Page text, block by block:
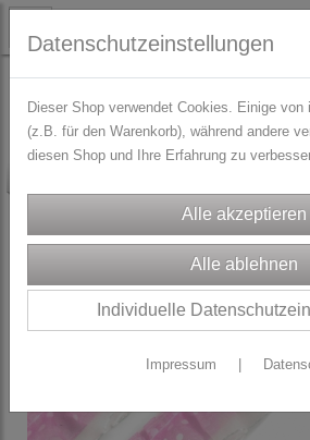
TRACHTENZUBEHÖR Zierborten &
Datenschutzeinstellungen
Dieser Shop verwendet Cookies. Einige von
(z.B. für den Warenkorb), während andere
diesen Shop und Ihre Erfahrung zu
Individuelle
Impressum